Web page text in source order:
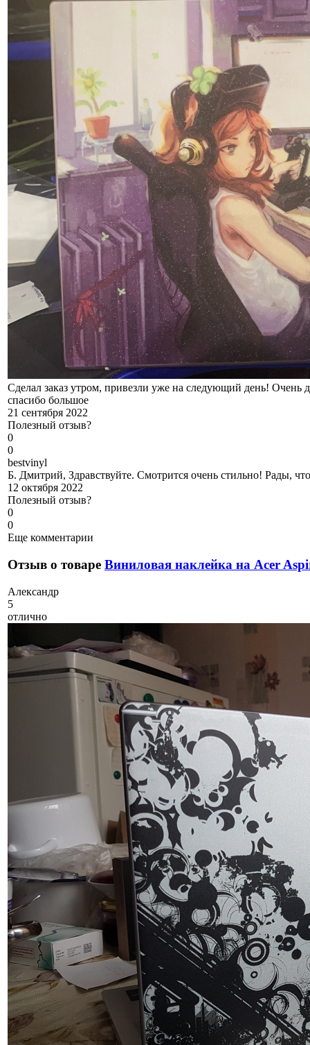
Сделал заказ утром, привезли уже на следующий день! Очень
спасибо большое
21 сентября 2022
Полезный отзыв?
0
0
bestvinyl
Б. Дмитрий, Здравствуйте. Смотрится очень стильно! Рады,
12 октября 2022
Полезный отзыв?
0
0
Еще комментарии
Отзыв о товаре Виниловая наклейка на Acer
Александр
5
отлично